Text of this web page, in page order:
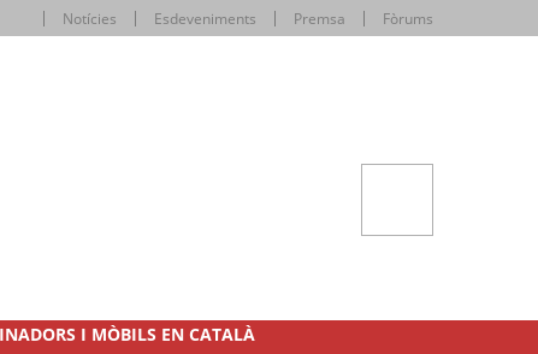
Notícies Esdeveniments Premsa Fòrums
I MÒBILS EN CATALÀ